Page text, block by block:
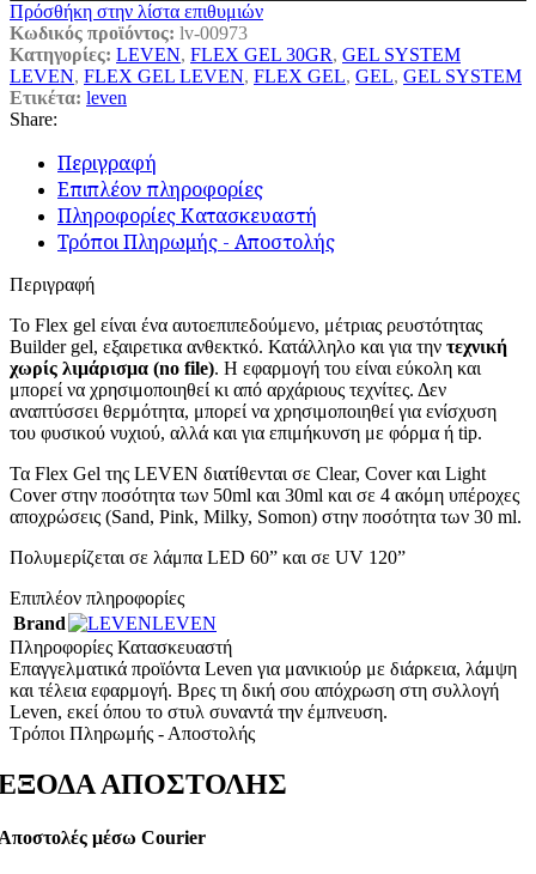
Πρόσθήκη στην λίστα επιθυμιών
Κωδικός προϊόντος: lv-00973
Κατηγορίες: LEVEN, FLEX GEL 30GR, GEL SYSTEM
LEVEN, FLEX GEL LEVEN, FLEX GEL, GEL, GEL SYSTEM
Ετικέτα: leven
Share:
Περιγραφή
Επιπλέον πληροφορίες
Πληροφορίες Κατασκευαστή
Τρόποι Πληρωμής - Αποστολής
Περιγραφή
Το Flex gel είναι ένα αυτοεπιπεδούμενο, μέτριας ρευστότητας
Builder gel, εξαιρετικα ανθεκτκό. Κατάλληλο και για την τεχνική
χωρίς λιμάρισμα (no file). Η εφαρμογή του είναι εύκολη και
μπορεί να χρησιμοποιηθεί κι από αρχάριους τεχνίτες. Δεν
αναπτύσσει θερμότητα, μπορεί να χρησιμοποιηθεί για ενίσχυση
του φυσικού νυχιού, αλλά και για επιμήκυνση με φόρμα ή tip.
Τα Flex Gel της LEVEN διατίθενται σε Clear, Cover και Light
Cover στην ποσότητα των 50ml και 30ml και σε 4 ακόμη υπέροχες
αποχρώσεις (Sand, Pink, Milky, Somon) στην ποσότητα των 30 ml.
Πολυμερίζεται σε λάμπα LED 60” και σε UV 120”
Επιπλέον πληροφορίες
Brand
LEVEN
Πληροφορίες Κατασκευαστή
Επαγγελματικά προϊόντα Leven για μανικιούρ με διάρκεια, λάμψη
και τέλεια εφαρμογή. Βρες τη δική σου απόχρωση στη συλλογή
Leven, εκεί όπου το στυλ συναντά την έμπνευση.
Τρόποι Πληρωμής - Αποστολής
ΑΠΟΣΤΟΛΗΣ
μέσω Courier